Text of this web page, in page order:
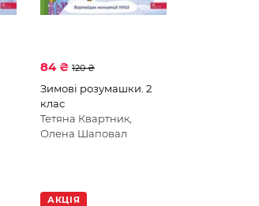
84 ₴ 120 ₴
Зимові розумашки. 2
клас
Тетяна Квартник,
Олена Шаповал
АКЦІЯ